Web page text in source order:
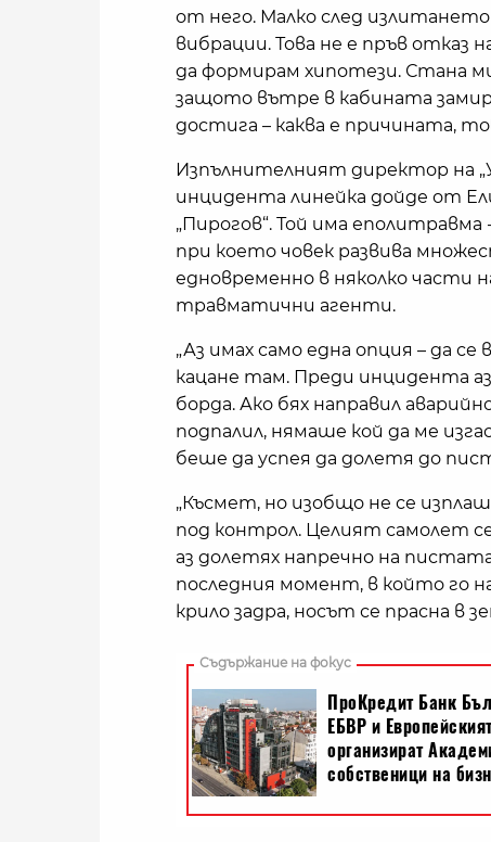
от него. Малко след излитането
вибрации. Това не е пръв отказ
да формирам хипотези. Стана
защото вътре в кабината
достига – каква е причината,
Изпълнителният директор на
инцидента линейка дойде от
„Пирогов“. Той има
при което човек развива
едновременно в няколко части
травматични агенти.
„Аз имах само една опция – да
кацане там. Преди инцидента
борда. Ако бях направил
подпалил, нямаше кой да ме
беше да успея да долетя до
„Късмет, но изобщо не се
под контрол. Целият самолет
аз долетях напречно на
последния момент, в който го
крило задра, носът се прасна в